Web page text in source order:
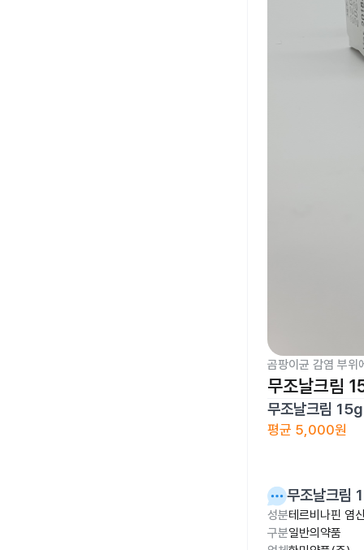
곰팡이균 감염 부위
무조날크림
무조날크림 15g
평균 5,000원
무조날크림
성분테르비나핀 염
구분일반의약품